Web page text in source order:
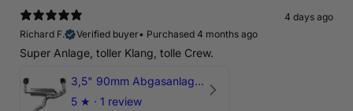
4 days ago
Richard F.
Verified buyer• Purchased 4 months ago
Super Anlage, toller Klang, tolle Crew.
3,5" 90mm Abgasanlage AUDI RSQ3 DNWA 2.5 TFSI
5 ★ · 1 review